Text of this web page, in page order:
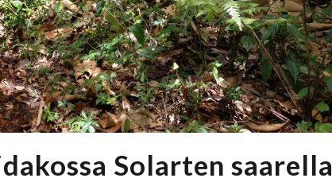
Solarten saarella